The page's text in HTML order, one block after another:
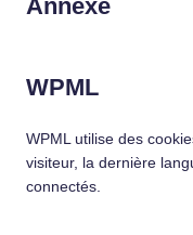
Annexe
WPML
WPML utilise des
visiteur, la dernière
connectés.